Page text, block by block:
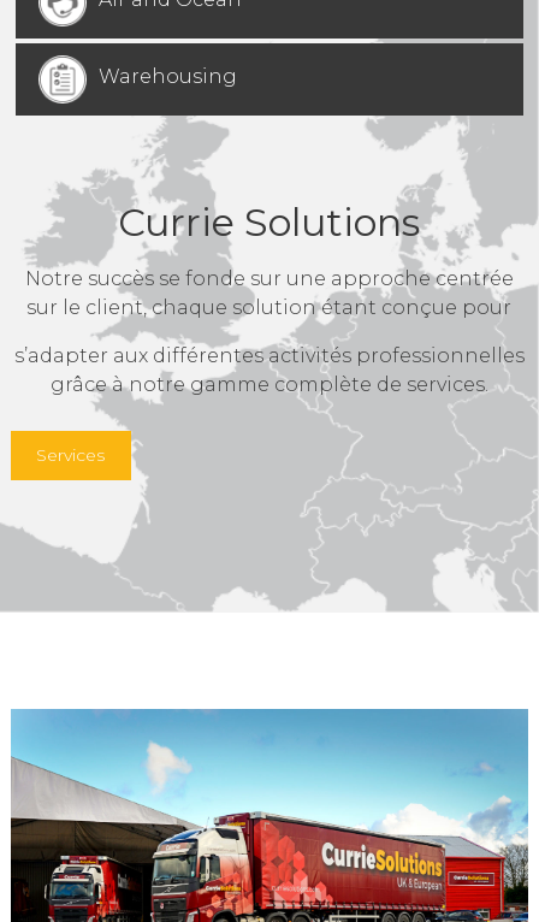
Warehousing
Currie Solutions
Notre succès se fonde sur une approche centrée
sur le client, chaque solution étant conçue pour
s’adapter aux différentes activités professionnelles
grâce à notre gamme complète de services.
Services